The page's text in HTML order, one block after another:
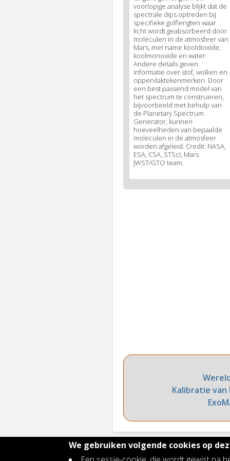
voorlopige analyse blijkt dat de
spectrale dips optreden bij
specifieke golflengten waar
licht wordt geabsorbeerd door
moleculen in de atmosfeer van
Mars, met name kooldioxide,
koolmonoxide en water.
Andere details geven
informatie over stof, wolken en
oppervlaktekenmerken. Door
een best passend model van
het spectrum te construeren,
bijvoorbeeld met behulp van
de Planetary Spectrum
Generator, kunnen
hoeveelheden van bepaalde
moleculen in de atmosfeer
worden afgeleid. Credit: NASA,
ESA, CSA, STScI, Mars
JWST/GTO team.
Kalibratie van
We gebruiken volgende cookies op